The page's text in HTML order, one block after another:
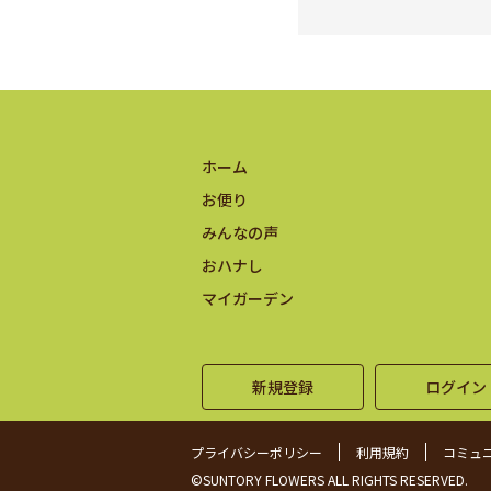
ホーム
お便り
みんなの声
おハナし
マイガーデン
新規登録 ログイン
プライバシーポリシー 利用規約
コミュ
©SUNTORY FLOWERS ALL RIGHTS RESERVED.